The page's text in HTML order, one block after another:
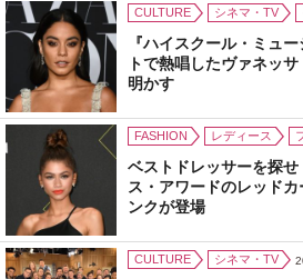
CULTURE シネマ・TV
『ハイスクール・ミュ
トで熱唱したヴァネッ
明かす
FASHION レディース
ベストドレッサーを探
ス・アワードのレッド
ンクが登場
CULTURE シネマ・TV